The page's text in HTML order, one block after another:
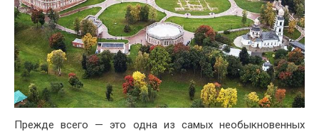
Прежде всего — это одна из самых необыкновенных